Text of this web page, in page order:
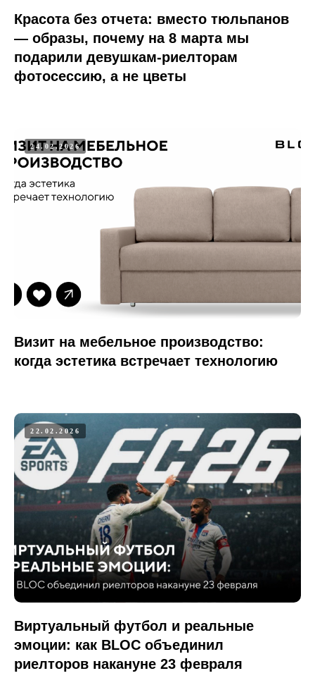
Красота без отчета: вместо тюльпанов
— образы, почему на 8 марта мы
подарили девушкам-риелторам
фотосессию, а не цветы
24.02.2026
Визит на мебельное производство:
когда эстетика встречает технологию
22.02.2026
Виртуальный футбол и реальные
эмоции: как BLOC объединил
риелторов накануне 23 февраля